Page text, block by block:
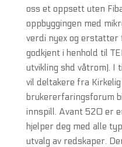
oss et oppsett uten
oppbyggingen med
verdi nyex og erstatter
godkjent i henhold til
utvikling shd våtrom). I
vil deltakere fra
brukererfaringsforum
innspill. Avant 520 er
hjelper deg med alle
utvalg av redskaper.